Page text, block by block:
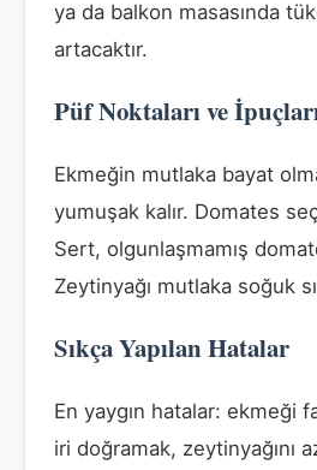
ya da balkon masasında
artacaktır.
Püf Noktaları ve
Ekmeğin mutlaka bayat
yumuşak kalır. Domates
Sert, olgunlaşmamış
Zeytinyağı mutlaka soğuk
Sıkça Yapılan Hatalar
En yaygın hatalar: ekmeği
iri doğramak, zeytinyağını